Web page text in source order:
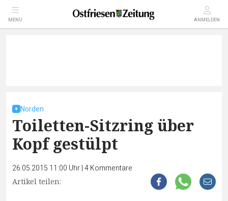
MENÜ ANMELDEN
Norden
Toiletten-Sitzring über
Kopf gestülpt
26.05.2015 11:00 Uhr|4Kommentare
Artikel teilen: